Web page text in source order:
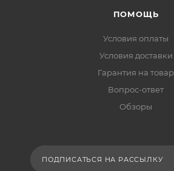
ПОМОЩЬ
Условия оплаты
Условия доставки
Гарантия на товар
Вопрос-ответ
Обзоры
ПОДПИСАТЬСЯ НА РАССЫЛКУ